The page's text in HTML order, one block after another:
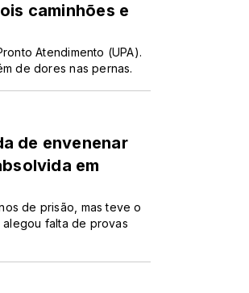
caminhões e
Atendimento (UPA).
de dores nas pernas.
de envenenar
em
de prisão, mas teve o
falta de provas